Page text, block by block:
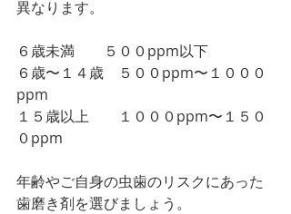
異なります。
６歳未満　　５００ppm以下
６歳〜１４歳　５００ppm〜１０００
ppm
１５歳以上　　１０００ppm〜１５０
０ppm
年齢やご自身の虫歯のリスクにあった
歯磨き剤を選びましょう。